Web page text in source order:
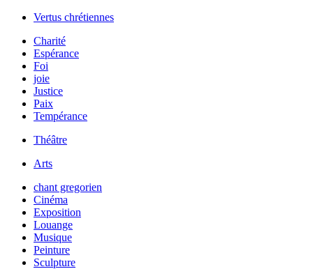
Vertus chrétiennes
Charité
Espérance
Foi
joie
Justice
Paix
Tempérance
Théâtre
Arts
chant gregorien
Cinéma
Exposition
Louange
Musique
Peinture
Sculpture